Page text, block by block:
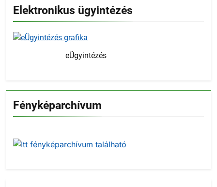
Elektronikus ügyintézés
eÜgyintézés
Fényképarchívum